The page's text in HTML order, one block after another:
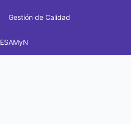
Gestión de Calidad
ESAMyN